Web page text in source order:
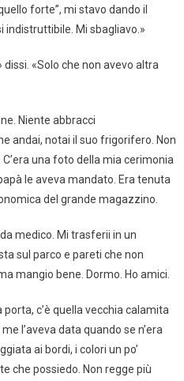
forte”, mi stavo dando il
Mi sbagliavo.»
«Solo che non avevo altra
Niente abbracci
andai, notai il suo frigorifero. Non
una foto della mia cerimonia
le aveva mandato. Era tenuta
del grande magazzino.
medico. Mi trasferii in un
sul parco e pareti che non
mangio bene. Dormo. Ho amici.
c’è quella vecchia calamita
l’aveva data quando se n’era
ai bordi, i colori un po’
che possiedo. Non regge più